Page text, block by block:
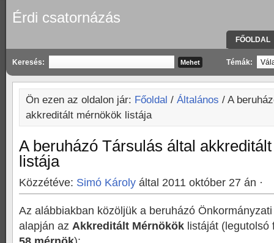
Érdi csatornázás
FŐOLDAL
Keresés: Témák:
Ön ezen az oldalon jár: Főoldal / Általános / A
akkreditált mérnökök listája
A beruházó Társulás által
listája
Közzétéve: Simó Károly által 2011 október 27 án ·
Az alábbiakban közöljük a beruházó
alapján az Akkreditált Mérnökök listáját